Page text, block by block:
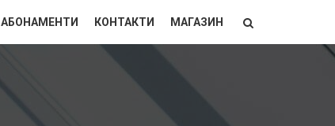
АБОНАМЕНТИ КОНТАКТИ МАГАЗИН